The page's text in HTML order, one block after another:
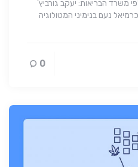
משרד הבריאות: יעקב גורביץ’
פסיכיאטריה לאומית החרושת 5 כרמיאל נעם בנימיני המטולוגיה
0